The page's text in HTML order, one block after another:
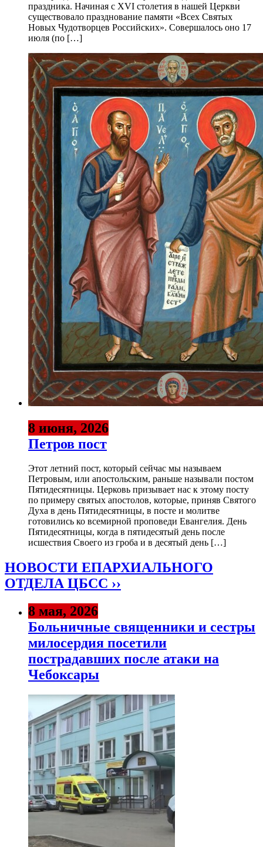
праздника. Начиная с XVI столетия в нашей Церкви
существовало празднование памяти «Всех Святых
Новых Чудотворцев Российских». Совершалось оно 17
июля (по […]
8 июня, 2026
Петров пост
Этот летний пост, который сейчас мы называем
Петровым, или апостольским, раньше называли постом
Пятидесятницы. Церковь призывает нас к этому посту
по примеру святых апостолов, которые, приняв Святого
Духа в день Пятидесятницы, в посте и молитве
готовились ко всемирной проповеди Евангелия. День
Пятидесятницы, когда в пятидесятый день после
исшествия Своего из гроба и в десятый день […]
НОВОСТИ ЕПАРХИАЛЬНОГО
ОТДЕЛА ЦБСС ››
8 мая, 2026
Больничные священники и сестры
милосердия посетили
пострадавших после атаки на
Чебоксары